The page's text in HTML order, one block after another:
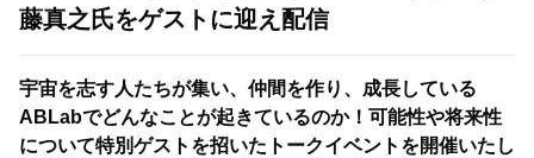
藤真之氏をゲストに迎え配信
宇宙を志す人たちが集い、仲間を作り、成長している
ABLabでどんなことが起きているのか！可能性や将来性
について特別ゲストを招いたトークイベントを開催いたし